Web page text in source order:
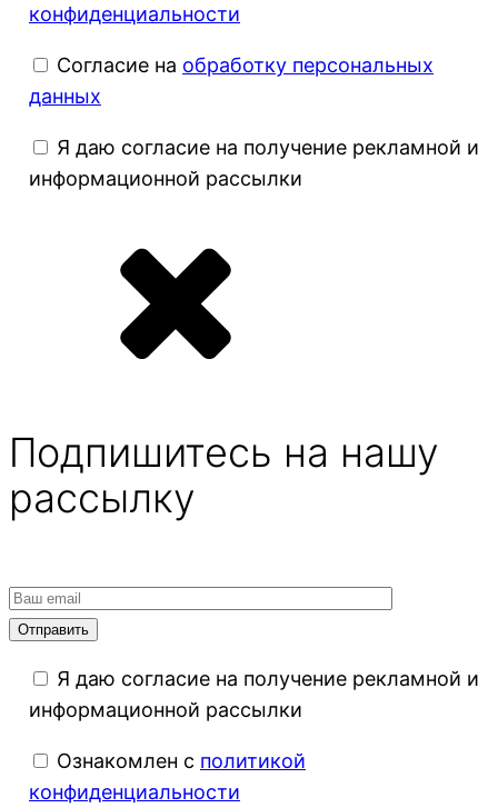
конфиденциальности
Согласие на обработку персональных
данных
Я даю согласие на получение рекламной и
информационной рассылки
Подпишитесь на нашу
рассылку
Я даю согласие на получение рекламной и
информационной рассылки
Ознакомлен с политикой
конфиденциальности